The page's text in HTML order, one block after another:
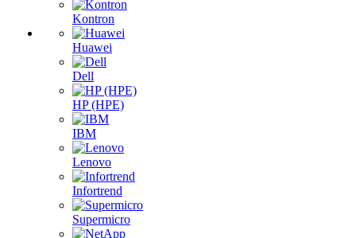
Kontron
Huawei
Dell
HP (HPE)
IBM
Lenovo
Infortrend
Supermicro